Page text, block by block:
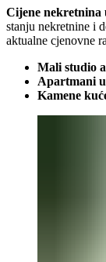
Cijene nekretnina
stanju nekretnine i
aktualne cjenovne
Mali studio
Apartmani
Kamene